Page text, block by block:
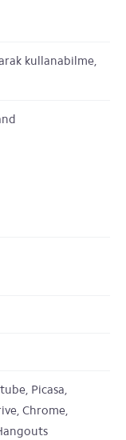
kullanabilme,
Picasa,
Chrome,